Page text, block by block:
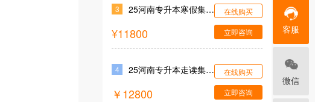
3 25河南专升本寒假集训营
¥11800
在线购买
立即咨询
4 25河南专升本走读集训营
￥12800
在线购买
立即咨询
客服
微信